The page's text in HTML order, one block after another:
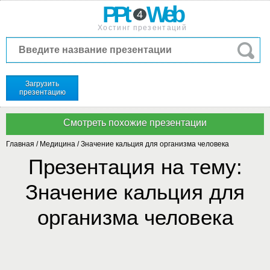
PPt 4 Web
Хостинг презентаций
Загрузить
презентацию
Главная / Медицина /Значение кальция для организма человека
Презентация на тему:
Значение кальция для
организма человека